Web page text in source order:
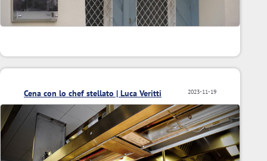
2023-11-19
Cena con lo chef stellato | Luca Veritti